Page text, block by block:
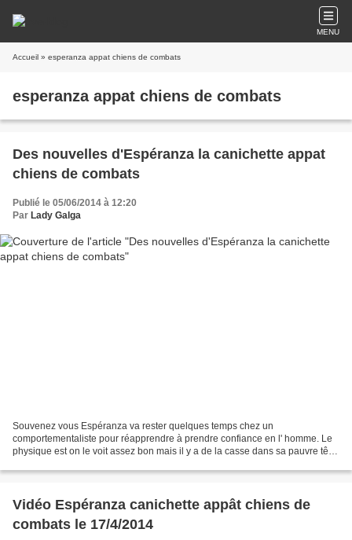
MENU
Accueil » esperanza appat chiens de combats
esperanza appat chiens de combats
Des nouvelles d'Espéranza la canichette appat
chiens de combats
Publié le 05/06/2014 à 12:20
Par Lady Galga
Souvenez vous Espéranza va rester quelques temps chez un
comportementaliste pour réapprendre à prendre confiance en l' homme. Le
physique est on le voit assez bon mais il y a de la casse dans sa pauvre tête
Vidéo Espéranza canichette appât chiens de
combats le 17/4/2014